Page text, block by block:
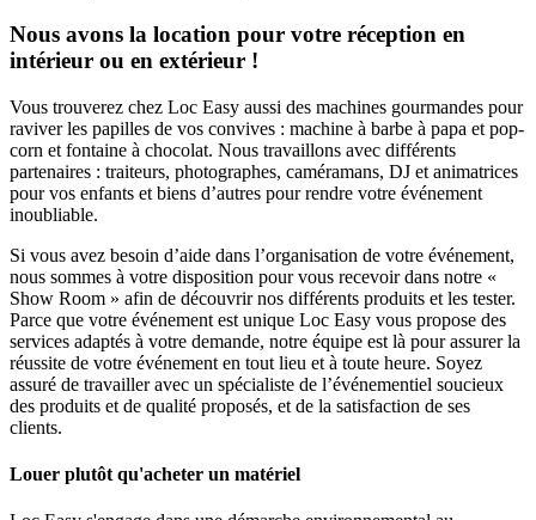
Nous avons la location pour votre réception en
intérieur ou en extérieur !
Vous trouverez chez Loc Easy aussi des machines gourmandes pour
raviver les papilles de vos convives : machine à barbe à papa et pop-
corn et fontaine à chocolat. Nous travaillons avec différents
partenaires : traiteurs, photographes, caméramans, DJ et animatrices
pour vos enfants et biens d’autres pour rendre votre événement
inoubliable.
Si vous avez besoin d’aide dans l’organisation de votre événement,
nous sommes à votre disposition pour vous recevoir dans notre «
Show Room » afin de découvrir nos différents produits et les tester.
Parce que votre événement est unique Loc Easy vous propose des
services adaptés à votre demande, notre équipe est là pour assurer la
réussite de votre événement en tout lieu et à toute heure. Soyez
assuré de travailler avec un spécialiste de l’événementiel soucieux
des produits et de qualité proposés, et de la satisfaction de ses
clients.
Louer plutôt qu'acheter un matériel